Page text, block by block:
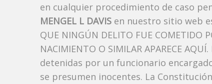
en cualquier procedimiento de caso
MENGEL L DAVIS en nuestro sitio web
QUE NINGÚN DELITO FUE COMETIDO
NACIMIENTO O SIMILAR APARECE
detenidas por un funcionario
se presumen inocentes. La